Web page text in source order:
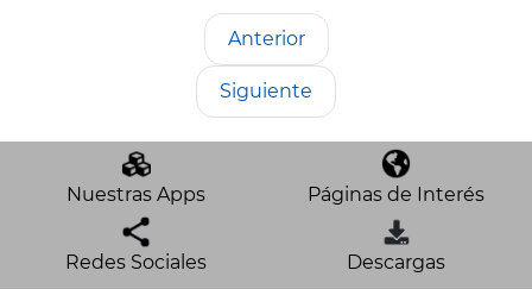
Anterior
Siguiente
Nuestras Apps Páginas de Interés
Redes Sociales Descargas